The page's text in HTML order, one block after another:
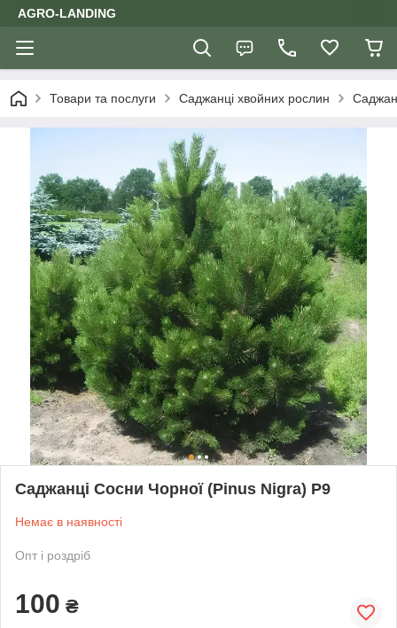
AGRO-LANDING
Товари та послуги Саджанці хвойних рослин
Саджанці Сосни Чорної (Pinus Nigra) Р9
Немає в наявності
Опт і роздріб
100 ₴